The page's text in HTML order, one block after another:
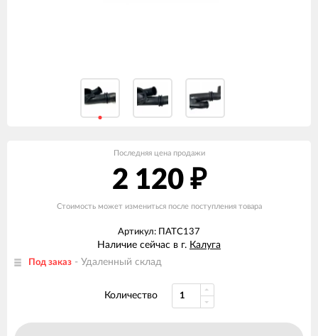
Последняя цена продажи
2 120 ₽
Стоимость может измениться после поступления товара
Артикул: ПАТС137
Наличие сейчас в г. Калуга
Под заказ - Удаленный склад
Количество